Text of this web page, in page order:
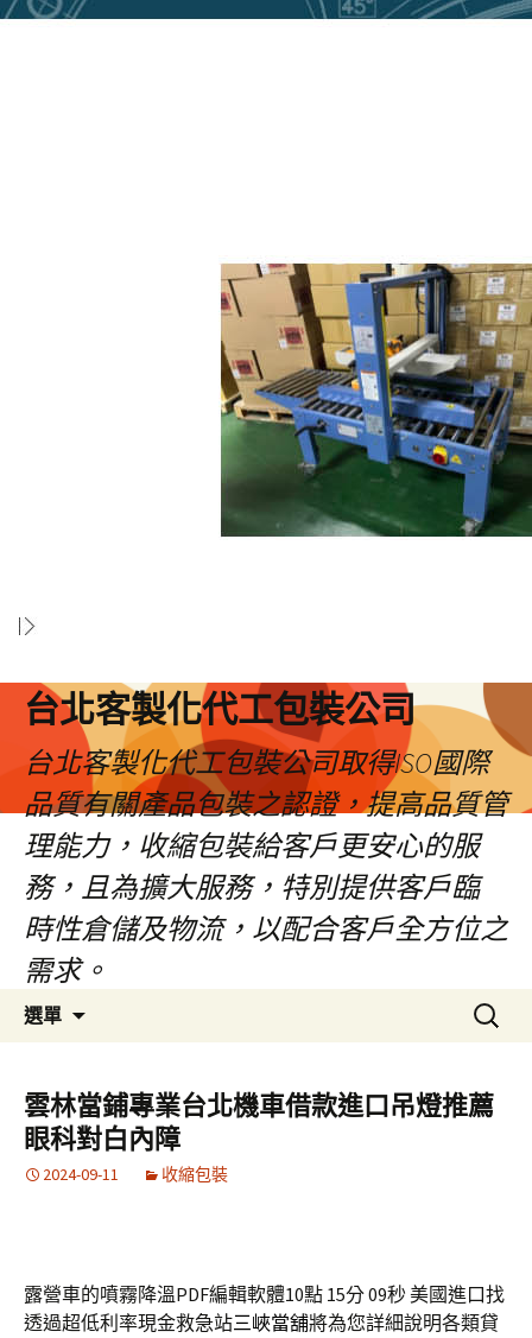
台北客製化代工包裝公司
台北客製化代工包裝公司取得ISO國際
品質有關產品包裝之認證，提高品質管
理能力，收縮包裝給客戶更安心的服
務，且為擴大服務，特別提供客戶臨
時性倉儲及物流，以配合客戶全方位之
需求。
選單
容
區
搜
尋
鍵
字:
雲林當鋪專業台北機車借款進口吊燈推薦
眼科對白內障
2024-09-11 收縮包裝
露營車的噴霧降溫PDF編輯軟體10點 15分 09秒美國進口找
透過超低利率現金救急站三峽當舖將為您詳細說明各類貸